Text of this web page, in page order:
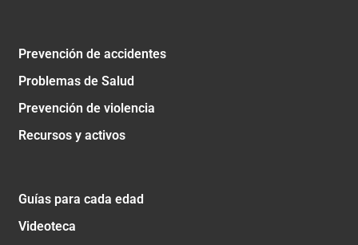
Prevención de accidentes
Problemas de Salud
Prevención de violencia
Recursos y activos
Guías para cada edad
Videoteca